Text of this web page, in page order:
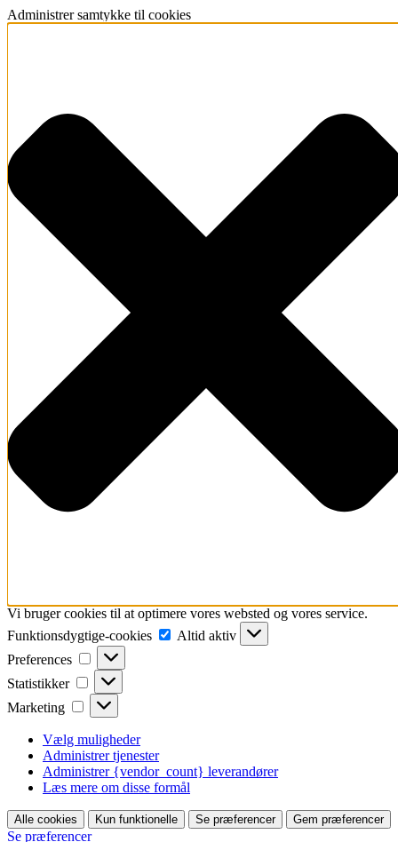
Administrer samtykke til cookies
Vi bruger cookies til at optimere vores websted og vores service.
Funktionsdygtige-cookies
Funktionsdygtige-
cookies
Altid aktiv
Preferences
Preferences
Statistikker Statistikker
Marketing Marketing
Vælg muligheder
Administrer tjenester
Administrer {vendor_count} leverandører
Læs mere om disse formål
Alle cookies Kun funktionelle Se præferencer Gem præferencer
Se præferencer